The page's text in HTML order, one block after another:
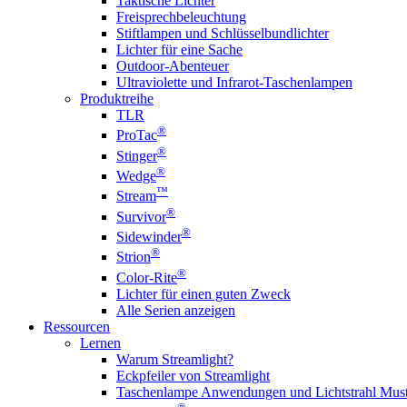
Freisprechbeleuchtung
Stiftlampen und Schlüsselbundlichter
Lichter für eine Sache
Outdoor-Abenteuer
Ultraviolette und Infrarot-Taschenlampen
Produktreihe
TLR
ProTac®
Stinger®
Wedge®
Stream™
Survivor®
Sidewinder®
Strion®
Color-Rite®
Lichter für einen guten Zweck
Alle Serien anzeigen
Ressourcen
Lernen
Warum Streamlight?
Eckpfeiler von Streamlight
Taschenlampe Anwendungen und Lichtstrahl